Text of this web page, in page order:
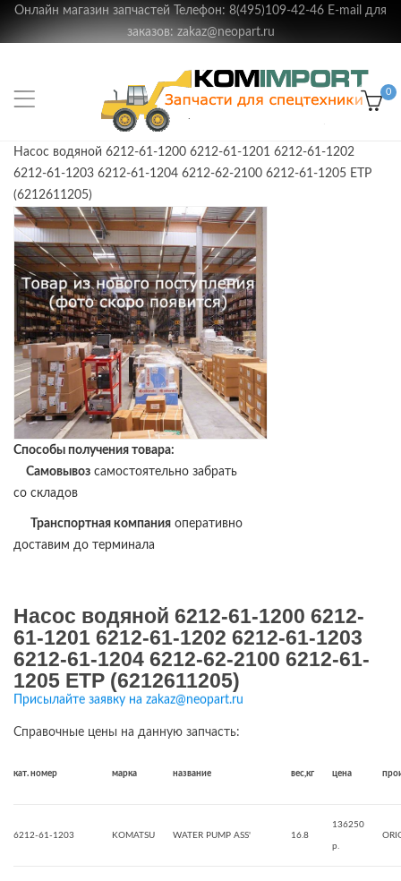
Онлайн магазин запчастей Телефон: 8(495)109-42-46 E-mail для
заказов: zakaz@neopart.ru
0
Насос водяной 6212-61-1200 6212-61-1201 6212-61-1202
6212-61-1203 6212-61-1204 6212-62-2100 6212-61-1205 ETP
(6212611205)
Способы получения товара:
Самовывоз самостоятельно забрать
со складов
Транспортная компания оперативно
доставим до терминала
Насос водяной 6212-61-1200 6212-
61-1201 6212-61-1202 6212-61-1203
6212-61-1204 6212-62-2100 6212-61-
1205 ETP (6212611205)
Присылайте заявку на zakaz@neopart.ru
Справочные цены на данную запчасть:
кат. номер марка название вес,кг цена
6212-61-1203 KOMATSU WATER PUMP ASS' 16.8
136250
р.